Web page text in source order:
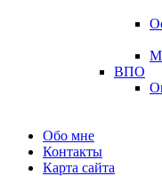
ВПО
Обо мне
Контакты
Карта сайта